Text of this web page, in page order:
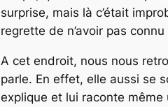
surprise, mais là c’était
regrette de n’avoir pas
A cet endroit, nous nous
parle. En effet, elle aussi se
explique et lui raconte même